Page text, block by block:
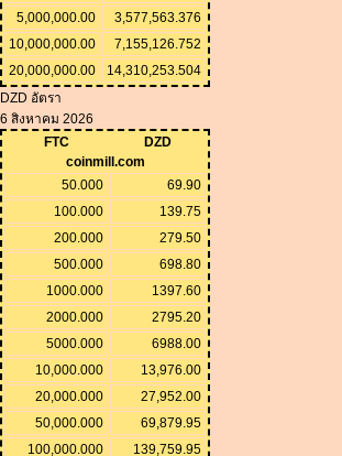
5,000,000.00
3,577,563.376
10,000,000.00
7,155,126.752
20,000,000.00
14,310,253.504
DZD อัตรา
6 สิงหาคม 2026
FTC
DZD
coinmill.com
50.000
69.90
100.000
139.75
200.000
279.50
500.000
698.80
1000.000
1397.60
2000.000
2795.20
5000.000
6988.00
10,000.000
13,976.00
20,000.000
27,952.00
50,000.000
69,879.95
100,000.000
139,759.95